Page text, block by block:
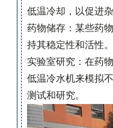
低温冷却，以促进
药物储存：某些药
持其稳定性和活性。
实验室研究：在药
低温冷水机来模拟
测试和研究。